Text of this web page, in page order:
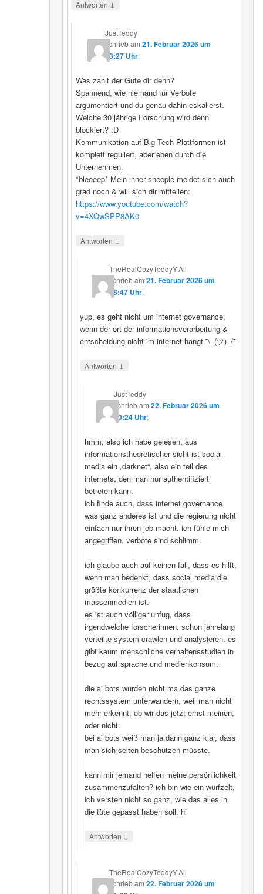
Antworten ↓
JustTeddy
schriebam 21. Februar 2026 um
13:27 Uhr:
Was zahlt der Gute dir denn?
Spannend, wie niemand für Verbote
argumentiert und du genau dahin eskalierst.
Welche 30 jährige Forschung wird denn
blockiert? :D
Kommunikation auf Big Tech Plattformen ist
komplett reguliert, aber eben durch die
Unternehmen.
*bleeeep* Mein inner sheeple meldet sich auch
grad noch & will sich dir mitteilen:
https://www.youtube.com/watch?
v=4XQwSPP8AK0
Antworten ↓
TheRealCozyTeddyY'All
schriebam21. Februar 2026 um
18:47 Uhr:
yup, es geht nicht um internet governance,
wenn der ort der informationsverarbeitung &
entscheidung nicht im internet hängt ¯\_(ツ)_/¯
Antworten ↓
JustTeddy
schriebam 22. Februar 2026 um
20:24 Uhr:
hmm, also ich habe gelesen, aus
informationstheoretischer sicht ist social
media ein „darknet“, also ein teil des
internets, den man nur authentifiziert
betreten kann.
ich finde auch, dass internet governance
was ganz anderes ist und die regierung nicht
einfach nur ihren job macht. ich fühle mich
angegriffen. verbote sind schlimm.
ich glaube auch auf keinen fall, dass es hilft,
wenn man bedenkt, dass social media die
größte konkurrenz der staatlichen
massenmedien ist.
es ist auch völliger unfug, dass
irgendwelche forscherinnen, schon jahrelang
verteilte system crawlen und analysieren. es
gibt kaum menschliche verhaltensstudien in
bezug auf sprache und medienkonsum.
die ai bots würden nicht ma das ganze
rechtssystem unterwandern, weil man nicht
mehr erkennt, ob wir das jetzt ernst meinen,
oder nicht.
bei ai bots weiß man ja dann ganz klar, dass
man sich selten beschützen müsste.
kann mir jemand helfen meine persönlichkeit
zusammenzufalten? ich bin wie ein wurfzelt,
ich versteh nicht so ganz, wie das alles in
die tüte gepasst haben soll. hi
Antworten ↓
TheRealCozyTeddyY'All
schriebam22. Februar 2026 um